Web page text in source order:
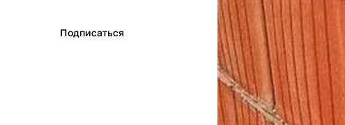
Подписаться